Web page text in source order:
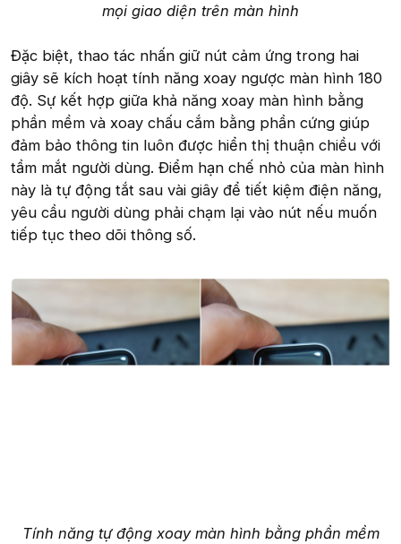
mọi giao diện trên màn hình
Đặc biệt, thao tác nhấn giữ nút cảm ứng trong hai
giây sẽ kích hoạt tính năng xoay ngược màn hình 180
độ. Sự kết hợp giữa khả năng xoay màn hình bằng
phần mềm và xoay chấu cắm bằng phần cứng giúp
đảm bảo thông tin luôn được hiển thị thuận chiều với
tầm mắt người dùng. Điểm hạn chế nhỏ của màn hình
này là tự động tắt sau vài giây để tiết kiệm điện năng,
yêu cầu người dùng phải chạm lại vào nút nếu muốn
tiếp tục theo dõi thông số.
Tính năng tự động xoay màn hình bằng phần mềm